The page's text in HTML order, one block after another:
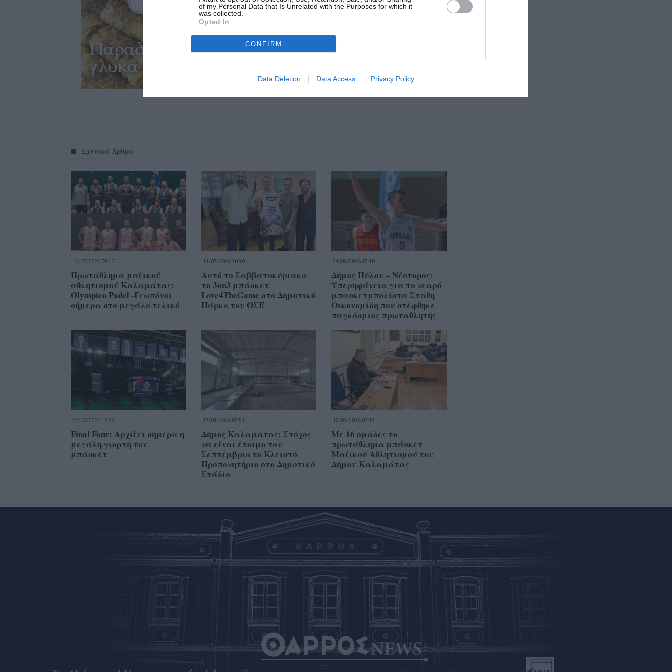
of my Personal Data that Is Unrelated with the Purposes for which it
was collected.
Opted In
CONFIRM
Data Deletion Data Access Privacy Policy
Σχετικά Άρθρα
13/07/2026 09:30
Πρωτάθλημα μαζικού
αθλητισμού Καλαμάτας:
Olympico Padel -Γεωπόνοι
σήμερα στο μεγάλο τελικό
11/07/2026 10:30
Αυτό το Σαββατοκύριακο
το 3on3 μπάσκετ
Love4TheGame στο Δημοτικό
Πάρκο του ΟΣΕ
24/06/2026 15:40
Δήμος Πύλου – Νέστορος:
Υπερηφάνεια για το νεαρό
μπασκετμπολίστα Στάθη
Οικονομίδη που στέφθηκε
παγκόσμιος πρωταθλητής
22/05/2026 12:22
Final Four: Αρχίζει σήμερα η
μεγάλη γιορτή του
μπάσκετ
17/04/2026 07:51
Δήμος Καλαμάτας: Στόχος
να είναι έτοιμο τον
Σεπτέμβριο το Κλειστό
Προπονητήριο στο Δημοτικό
Στάδιο
15/03/2026 07:48
Με 16 ομάδες το
πρωτάθλημα μπάσκετ
Μαζικού Αθλητισμού του
Δήμου Καλαμάτας